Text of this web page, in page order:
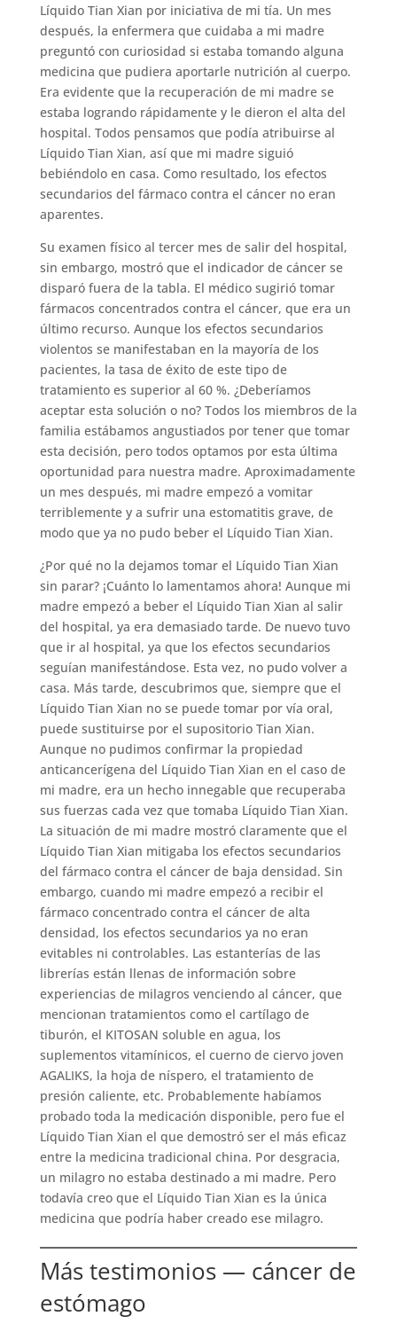
Líquido Tian Xian por iniciativa de mi tía. Un mes
después, la enfermera que cuidaba a mi madre
preguntó con curiosidad si estaba tomando alguna
medicina que pudiera aportarle nutrición al cuerpo.
Era evidente que la recuperación de mi madre se
estaba logrando rápidamente y le dieron el alta del
hospital. Todos pensamos que podía atribuirse al
Líquido Tian Xian, así que mi madre siguió
bebiéndolo en casa. Como resultado, los efectos
secundarios del fármaco contra el cáncer no eran
aparentes.
Su examen físico al tercer mes de salir del hospital,
sin embargo, mostró que el indicador de cáncer se
disparó fuera de la tabla. El médico sugirió tomar
fármacos concentrados contra el cáncer, que era un
último recurso. Aunque los efectos secundarios
violentos se manifestaban en la mayoría de los
pacientes, la tasa de éxito de este tipo de
tratamiento es superior al 60 %. ¿Deberíamos
aceptar esta solución o no? Todos los miembros de la
familia estábamos angustiados por tener que tomar
esta decisión, pero todos optamos por esta última
oportunidad para nuestra madre. Aproximadamente
un mes después, mi madre empezó a vomitar
terriblemente y a sufrir una estomatitis grave, de
modo que ya no pudo beber el Líquido Tian Xian.
¿Por qué no la dejamos tomar el Líquido Tian Xian
sin parar? ¡Cuánto lo lamentamos ahora! Aunque mi
madre empezó a beber el Líquido Tian Xian al salir
del hospital, ya era demasiado tarde. De nuevo tuvo
que ir al hospital, ya que los efectos secundarios
seguían manifestándose. Esta vez, no pudo volver a
casa. Más tarde, descubrimos que, siempre que el
Líquido Tian Xian no se puede tomar por vía oral,
puede sustituirse por el supositorio Tian Xian.
Aunque no pudimos confirmar la propiedad
anticancerígena del Líquido Tian Xian en el caso de
mi madre, era un hecho innegable que recuperaba
sus fuerzas cada vez que tomaba Líquido Tian Xian.
La situación de mi madre mostró claramente que el
Líquido Tian Xian mitigaba los efectos secundarios
del fármaco contra el cáncer de baja densidad. Sin
embargo, cuando mi madre empezó a recibir el
fármaco concentrado contra el cáncer de alta
densidad, los efectos secundarios ya no eran
evitables ni controlables. Las estanterías de las
librerías están llenas de información sobre
experiencias de milagros venciendo al cáncer, que
mencionan tratamientos como el cartílago de
tiburón, el KITOSAN soluble en agua, los
suplementos vitamínicos, el cuerno de ciervo joven
AGALIKS, la hoja de níspero, el tratamiento de
presión caliente, etc. Probablemente habíamos
probado toda la medicación disponible, pero fue el
Líquido Tian Xian el que demostró ser el más eficaz
entre la medicina tradicional china. Por desgracia,
un milagro no estaba destinado a mi madre. Pero
todavía creo que el Líquido Tian Xian es la única
medicina que podría haber creado ese milagro.
Más testimonios — cáncer de
estómago